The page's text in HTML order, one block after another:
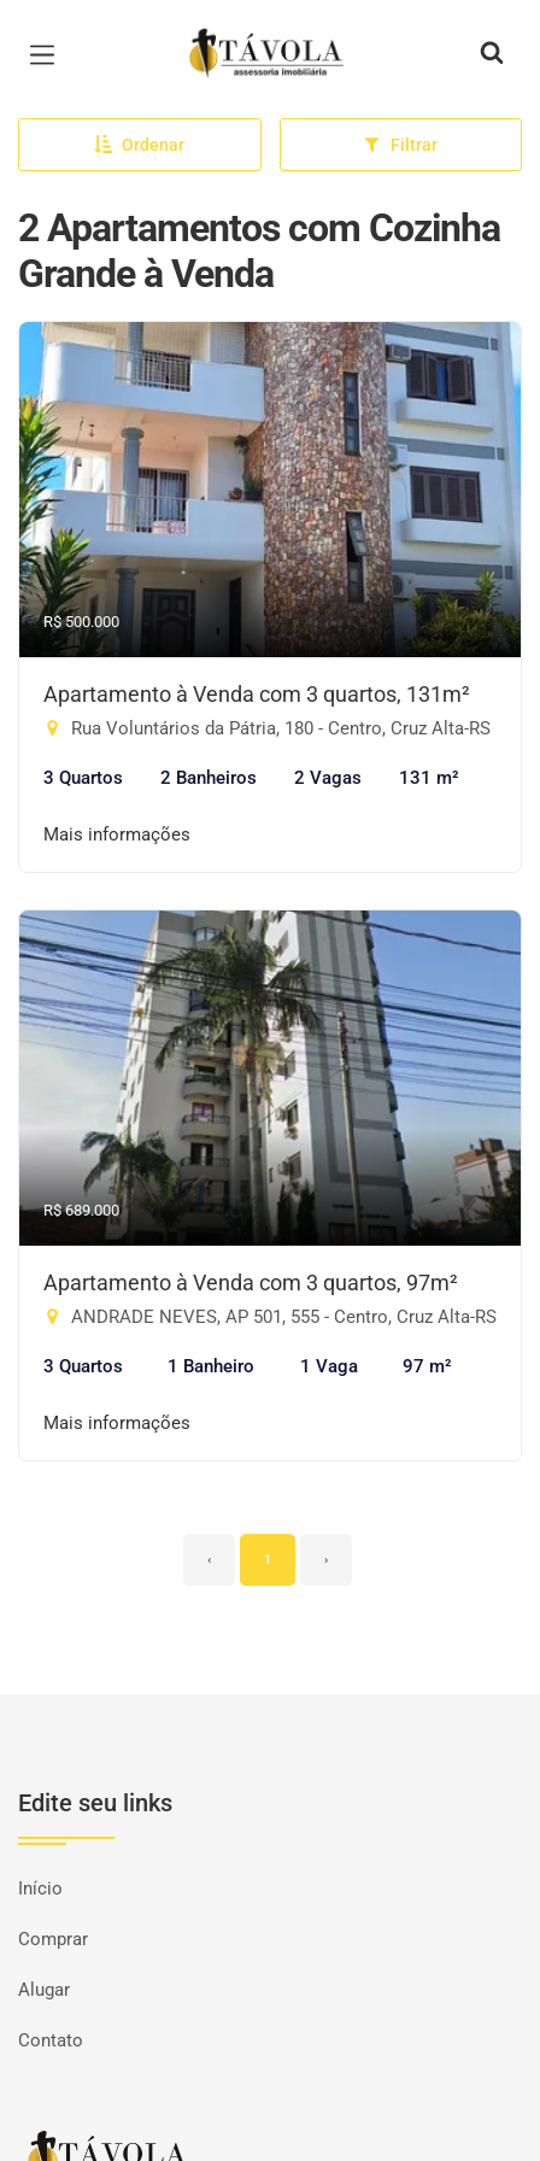
Página inicial
Ordenar Filtrar
2 Apartamentos com Cozinha
Grande à Venda
R$ 500.000
Apartamento à Venda com 3 quartos, 131m²
Rua Voluntários da Pátria, 180 - Centro, Cruz Alta-RS
3 Quartos 2 Banheiros 2 Vagas 131 m²
Mais informações
R$ 689.000
Apartamento à Venda com 3 quartos, 97m²
ANDRADE NEVES, AP 501, 555 - Centro, Cruz Alta-RS
3 Quartos 1 Banheiro 1 Vaga 97 m²
Mais informações
‹ 1 ›
Edite seu links
Início
Comprar
Alugar
Contato
Página inicial